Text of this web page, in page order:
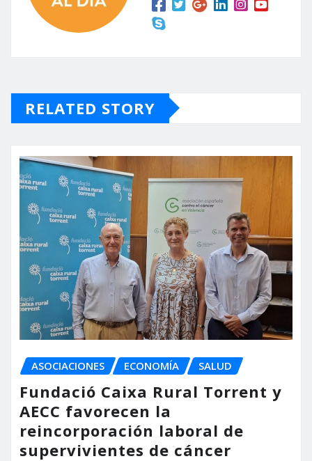
RELATED STORY
ASOCIACIONES ECONOMÍA SALUD
Fundació Caixa Rural Torrent y
AECC favorecen la
reincorporación laboral de
supervivientes de cáncer